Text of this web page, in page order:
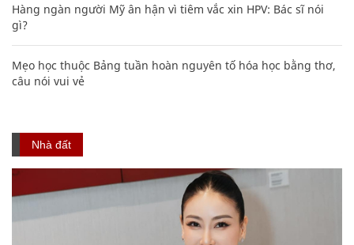
Hàng ngàn người Mỹ ân hận vì tiêm vắc xin HPV: Bác sĩ nói
gì?
Mẹo học thuộc Bảng tuần hoàn nguyên tố hóa học bằng thơ,
câu nói vui vẻ
Nhà đất